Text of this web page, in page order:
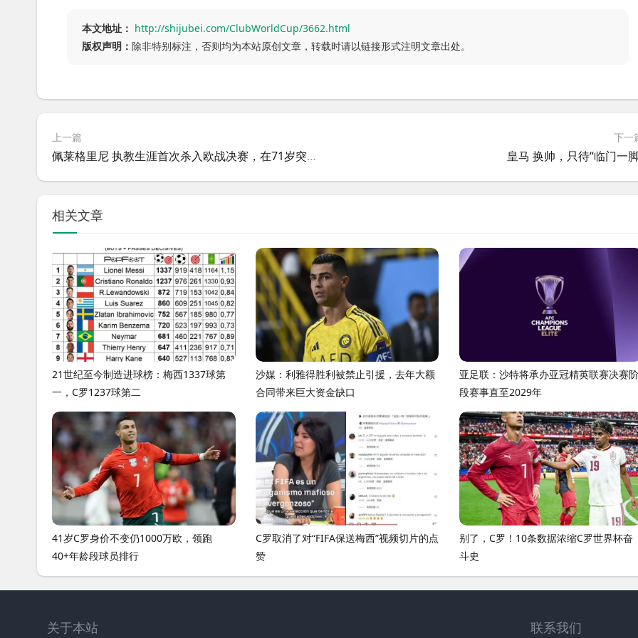
本文地址： http://shijubei.com/ClubWorldCup/3662.html
版权声明： 除非特别标注，否则均为本站原创文章，转载时请以链接形式注明文章出处。
上一篇
佩莱格里尼 执教生涯首次杀入欧战决赛，在71岁突破自我
下一
皇马 换帅，只待“临门一
相关文章
21世纪至今制造进球榜：梅西1337球第
一，C罗1237球第二
沙媒：利雅得胜利被禁止引援，去年大额
合同带来巨大资金缺口
亚足联：沙特将承办亚冠精英联赛决赛阶
段赛事直至2029年
41岁C罗身价不变仍1000万欧，领跑
40+年龄段球员排行
C罗取消了对“FIFA保送梅西”视频切片的点
赞
别了，C罗！10条数据浓缩C罗世界杯奋
斗史
关于本站 联系我们